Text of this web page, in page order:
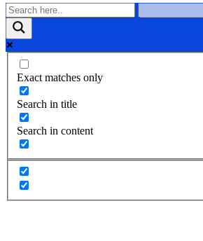
Exact matches only
Search in title
Search in content